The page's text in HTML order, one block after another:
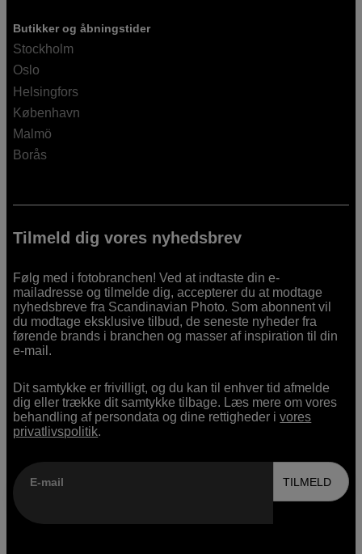
Butikker og åbningstider
Stockholm
Oslo
Helsingfors
København
Malmö
Borås
Tilmeld dig vores nyhedsbrev
Følg med i fotobranchen! Ved at indtaste din e-
mailadresse og tilmelde dig, accepterer du at modtage
nyhedsbreve fra Scandinavian Photo. Som abonnent vil
du modtage eksklusive tilbud, de seneste nyheder fra
førende brands i branchen og masser af inspiration til din
e-mail.
Dit samtykke er frivilligt, og du kan til enhver tid afmelde
dig eller trække dit samtykke tilbage. Læs mere om vores
behandling af persondata og dine rettigheder ivores
privatlivspolitik.
E-mail TILMELD